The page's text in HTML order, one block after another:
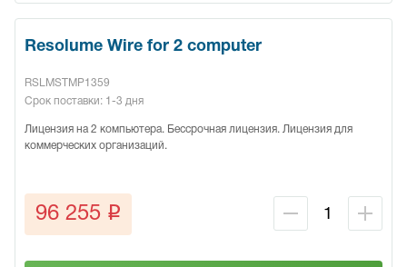
Resolume Wire for 2 computer
RSLMSTMP1359
Срок поставки: 1-3 дня
Лицензия на 2 компьютера. Бессрочная лицензия. Лицензия для
коммерческих организаций.
96 255 q